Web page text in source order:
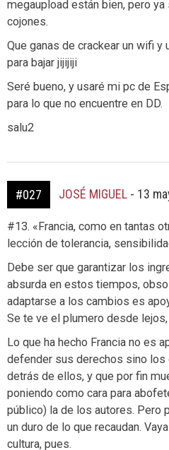
megaupload están bien, pero
cojones.
Que ganas de crackear un wifi
para bajar jijijiji
Seré bueno, y usaré mi pc de
para lo que no encuentre en DD.
salu2
#027 JOSÉ MIGUEL - 13
#13. «Francia, como en tantas
lección de tolerancia,
Debe ser que garantizar los
absurda en estos tiempos,
adaptarse a los cambios es
Se te ve el plumero desde lejos,
Lo que ha hecho Francia no es
defender sus derechos sino los
detrás de ellos, y que por fin
poniendo como cara para
público) la de los autores. Pero
un duro de lo que recaudan.
cultura, pues.